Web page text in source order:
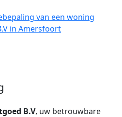
van een woning
in Amersfoort
B.V, uw betrouwbare